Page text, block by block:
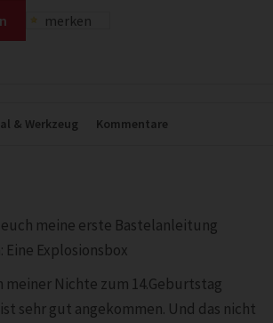
merken
& Werkzeug Kommentare
meine erste Bastelanleitung
Explosionsbox
meiner Nichte zum 14.Geburtstag
sehr gut angekommen. Und das nicht